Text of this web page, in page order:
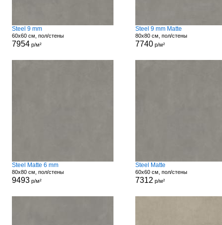
Steel 9 mm
60x60 см, пол/стены
7954р/м²
Steel 9 mm Matte
80x80 см, пол/стены
7740р/м²
Steel Matte 6 mm
80x80 см, пол/стены
9493р/м²
Steel Matte
60x60 см, пол/стены
7312 р/м²